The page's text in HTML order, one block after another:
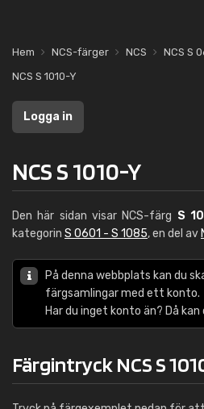
Hem NCS-färger NCS
NCS S
NCS S 1010-Y
Logga in
NCS S 1010-Y
Den här sidan visar NCS-färg S
kategorin S 0601 - S 1085, en del av
På denna webbplats kan du
färgsamlingar med ett konto.
Har du inget konto än? Då kan
Färgintryck NCS S